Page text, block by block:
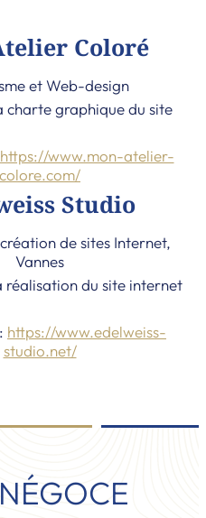
Coloré
et Web-design
charte graphique du site
https://www.mon-atelier-
colore.com/
Studio
de sites Internet,
Vannes
réalisation du site internet
https://www.edelweiss-
studio.net/